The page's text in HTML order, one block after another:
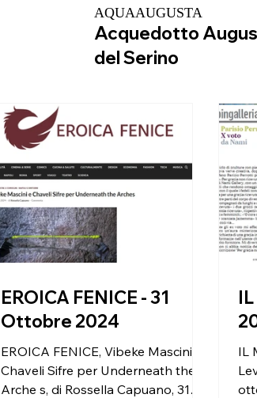
AQUAAUGUSTA
Acquedotto
del Serino
EROICA FENICE - 31
Ottobre 2024
EROICA FENICE, Vibeke Mascini e
Chaveli Sifre per Underneath the
Arche s, di Rossella Capuano, 31
IL